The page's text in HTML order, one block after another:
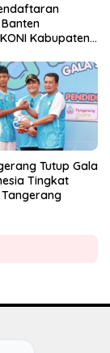
Kabupaten
Tutup Gala
Tingkat